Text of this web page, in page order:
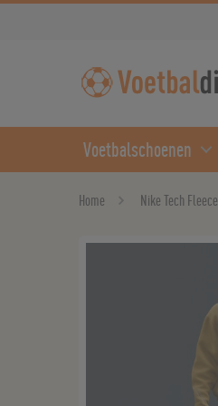
Voetbalschoenen
Home Nike Tech Fleece